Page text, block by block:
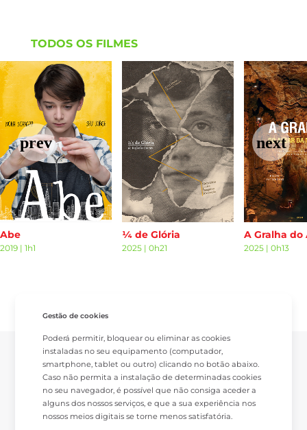
TODOS OS FILMES
Abe
2019 | 1h1
¼ de Glória
2025 |0h21 2025 |0h13
Gestão de cookies
Poderá permitir, bloquear ou eliminar as cookies
instaladas no seu equipamento (computador,
smartphone, tablet ou outro) clicando no botão abaixo.
Caso não permita a instalação de determinadas cookies
no seu navegador, é possível que não consiga aceder a
alguns dos nossos serviços, e que a sua experiência nos
nossos meios digitais se torne menos satisfatória.